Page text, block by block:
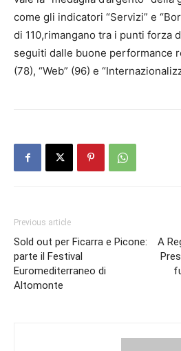
come gli indicatori “Servizi” e
di 110,rimangano tra i punti forza
seguiti dalle buone performance
(78), “Web” (96) e
Previous article
Sold out per Ficarra e Picone:
parte il Festival
Euromediterraneo di
Altomonte
A